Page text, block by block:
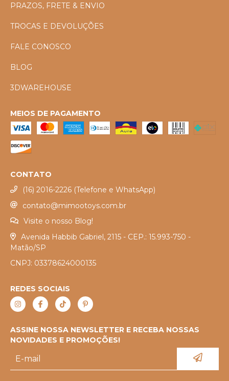
PRAZOS, FRETE & ENVIO
TROCAS E DEVOLUÇÕES
FALE CONOSCO
BLOG
3DWAREHOUSE
MEIOS DE PAGAMENTO
CONTATO
(16) 2016-2226 (Telefone e WhatsApp)
contato@mimootoys.com.br
Visite o nosso Blog!
Avenida Habbib Gabriel, 2115 - CEP.: 15.993-750 -
Matão/SP
CNPJ: 03378624000135
REDES SOCIAIS
ASSINE NOSSA NEWSLETTER E RECEBA NOSSAS
NOVIDADES E PROMOÇÕES!